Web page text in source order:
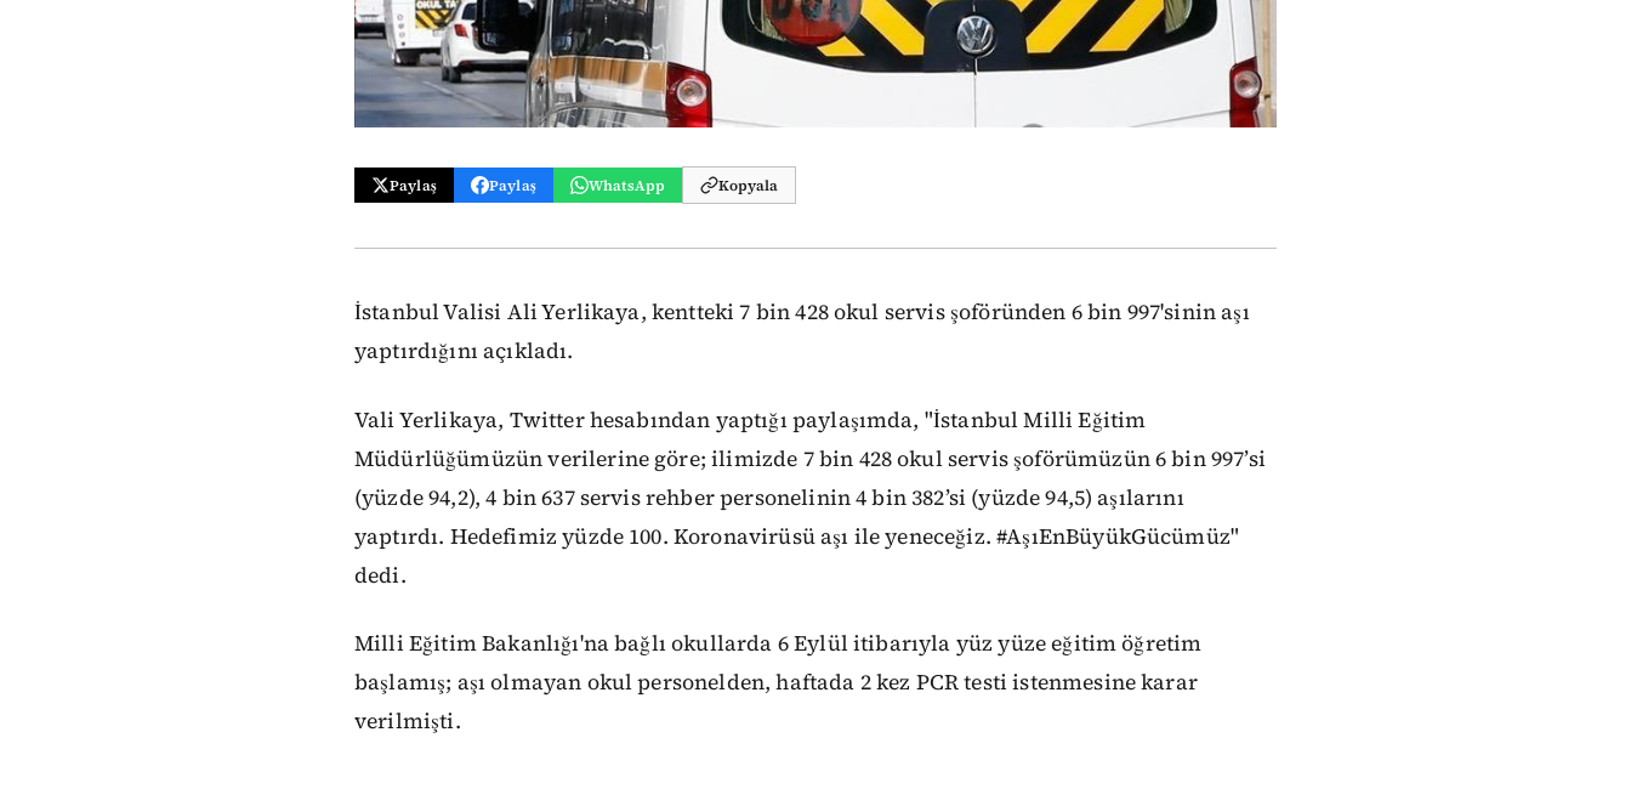
Paylaş Paylaş WhatsApp Kopyala
İstanbul Valisi Ali Yerlikaya, kentteki 7 bin 428 okul servis şoföründen 6 bin 997'sinin aşı
yaptırdığını açıkladı.
Vali Yerlikaya, Twitter hesabından yaptığı paylaşımda, "İstanbul Milli Eğitim
Müdürlüğümüzün verilerine göre; ilimizde 7 bin 428 okul servis şoförümüzün 6 bin 997’si
(yüzde 94,2), 4 bin 637 servis rehber personelinin 4 bin 382’si (yüzde 94,5) aşılarını
yaptırdı. Hedefimiz yüzde 100. Koronavirüsü aşı ile yeneceğiz. #AşıEnBüyükGücümüz"
dedi.
Milli Eğitim Bakanlığı'na bağlı okullarda 6 Eylül itibarıyla yüz yüze eğitim öğretim
başlamış; aşı olmayan okul personelden, haftada 2 kez PCR testi istenmesine karar
verilmişti.